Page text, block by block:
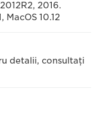
2016.
MacOS 10.12
detalii, consultaţi